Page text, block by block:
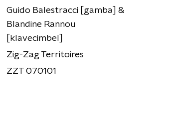
Guido Balestracci [gamba] &
Blandine Rannou
[klavecimbel]
Zig-Zag Territoires
ZZT 070101